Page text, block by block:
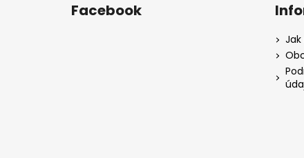
Facebook